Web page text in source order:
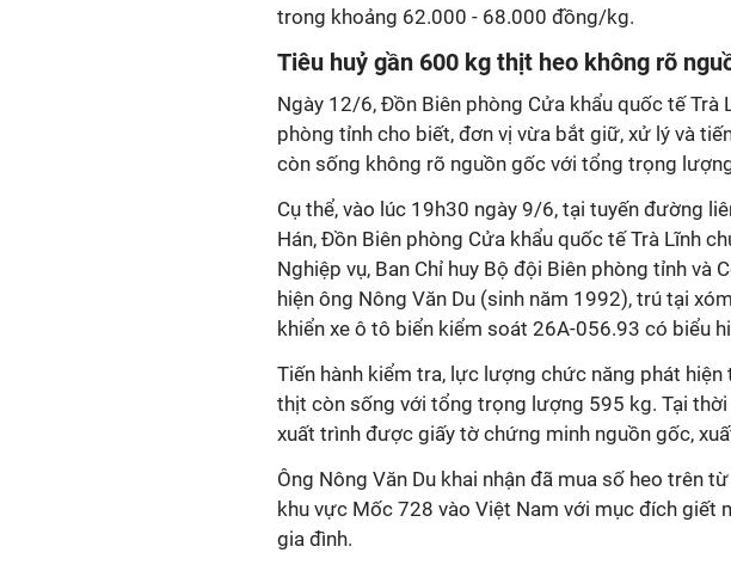
trong khoảng 62.000 - 68.000 đồng/kg.
Tiêu huỷ gần 600 kg thịt heo không rõ
Ngày 12/6, Đồn Biên phòng Cửa khẩu quốc tế Trà
phòng tỉnh cho biết, đơn vị vừa bắt giữ, xử lý và
còn sống không rõ nguồn gốc với tổng trọng
Cụ thể, vào lúc 19h30 ngày 9/6, tại tuyến đường
Hán, Đồn Biên phòng Cửa khẩu quốc tế Trà Lĩnh
Nghiệp vụ, Ban Chỉ huy Bộ đội Biên phòng tỉnh và
hiện ông Nông Văn Du (sinh năm 1992), trú tại
khiển xe ô tô biển kiểm soát 26A-056.93 có biểu
Tiến hành kiểm tra, lực lượng chức năng phát hiện
thịt còn sống với tổng trọng lượng 595 kg. Tại
xuất trình được giấy tờ chứng minh nguồn gốc,
Ông Nông Văn Du khai nhận đã mua số heo trên
khu vực Mốc 728 vào Việt Nam với mục đích giết
gia đình.